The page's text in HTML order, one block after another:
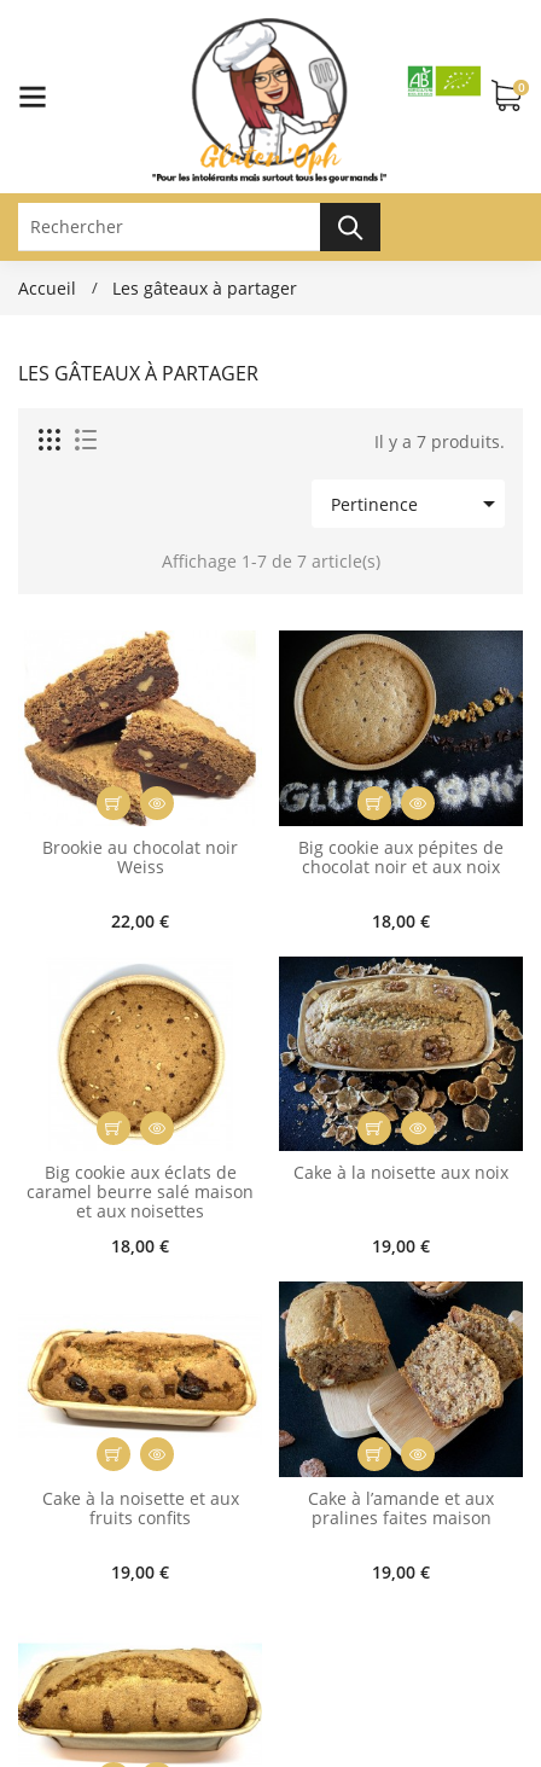
0
Accueil Les gâteaux à partager
LES GÂTEAUX À PARTAGER
Il y a 7 produits.
Pertinence 
Affichage 1-7 de 7 article(s)
Brookie au chocolat noir
Weiss
22,00 €
Big cookie aux pépites de
chocolat noir et aux noix
18,00 €
Big cookie aux éclats de
caramel beurre salé maison
et aux noisettes
18,00 €
Cake à la noisette aux noix
19,00 €
Cake à la noisette et aux
fruits confits
19,00 €
Cake à l’amande et aux
pralines faites maison
19,00 €